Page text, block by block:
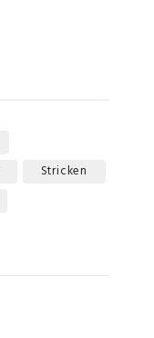
Stricken